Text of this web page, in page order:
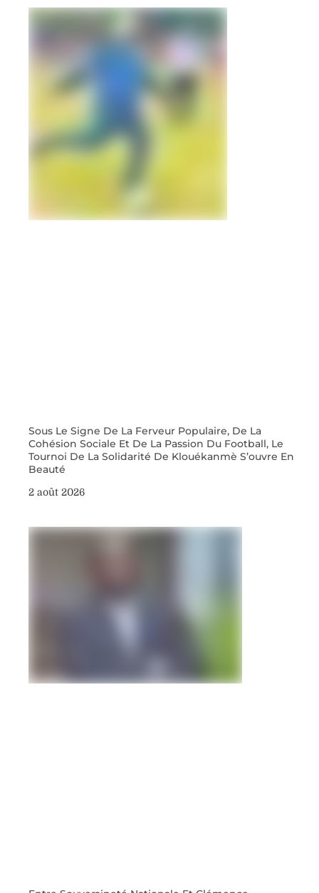
Sous Le Signe De La Ferveur Populaire, De La
Cohésion Sociale Et De La Passion Du Football, Le
Tournoi De La Solidarité De Klouékanmè S’ouvre En
Beauté
2 août 2026